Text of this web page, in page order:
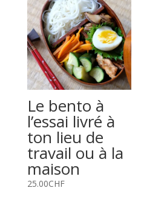
Le bento à
l’essai livré à
ton lieu de
travail ou à la
maison
25.00CHF